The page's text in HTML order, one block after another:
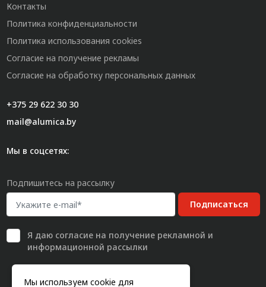
Мы используем cookie для
Контакты
Политика конфиденциальности
Политика использования cookies
Согласие на получение рекламы
Согласие на обработку персональных данных
+375 29 622 30 30
mail@alumica.by
Мы в соцсетях:
Подпишитесь на рассылку
Подписаться
Я даю согласиена получение рекламной и
информационной рассылки